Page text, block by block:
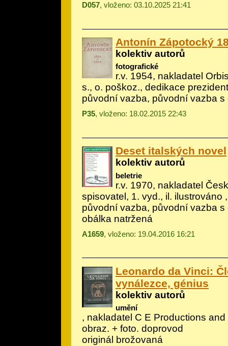
D057, vloženo: 03.10.2025 21:41
Antonín Zápotocký
kolektiv autorů
fotografické
r.v. 1954, nakladatel
s., o. poškoz., dedikace
původní vazba, původní vazba s
P35, vloženo: 18.02.2015 22:43
Deset italských novel
kolektiv autorů
beletrie
r.v. 1970, nakladatel
spisovatel, 1. vyd., il. ilustrováno
původní vazba, původní vazba s
obálka natržená
A1659, vloženo: 19.04.2016 16:21
Leonardo da Vinci:
vynálezce, génius
kolektiv autorů
umění
, nakladatel C E Productions
obraz. + foto. doprovod
originál brožovaná